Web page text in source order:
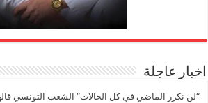
اخبار عاجلة
“لن نكرر الماضي في كل الحالات” الشعب التونسي